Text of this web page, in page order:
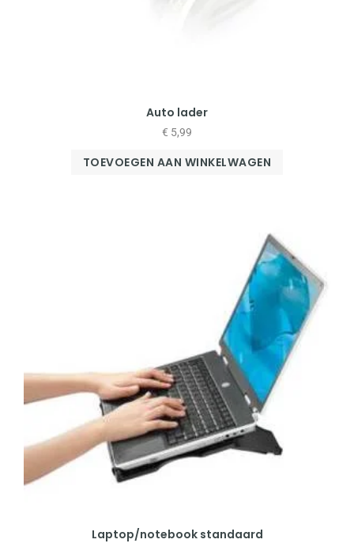
Auto lader
€ 5,99
TOEVOEGEN AAN WINKELWAGEN
Laptop/notebook standaard